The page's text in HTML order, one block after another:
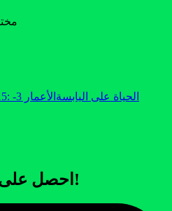
15: الحياة على اليابسة
الأعمار 3-
احصل على التطبيق اليوم مجاناً!